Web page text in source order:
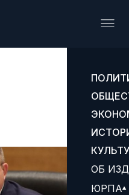
ОБ
ЮРПА